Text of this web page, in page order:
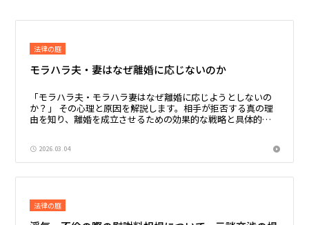
法律の庭
モラハラ夫・妻はなぜ離婚に応じないのか
「モラハラ夫・モラハラ妻はなぜ離婚に応じようとしないの
か？」 その心理と原因を解説します。相手が拒否する真の理
由を知り、離婚を成立させるための効果的な戦略と具体的な
2026.03.04
法律の庭